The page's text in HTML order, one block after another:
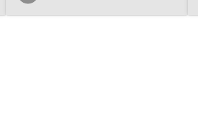
り助かります。 白いファイルは他
の秀逸さと比較すると、古い不動産